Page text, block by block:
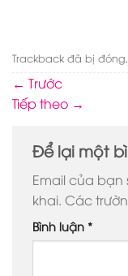
Trackback đã bị
← Trước
Tiếp theo →
Để lại một
Email của bạn
khai. Các
Bình luận *